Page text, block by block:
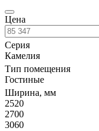
Цена
Серия
Камелия
Тип помещения
Гостиные
Ширина, мм
2520
2700
3060